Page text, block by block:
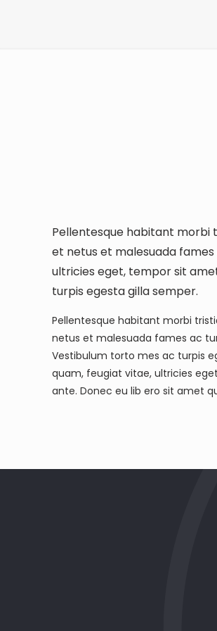
Pellentesque habitant morbi
et netus et malesuada
ultricies eget, tempor sit
turpis egesta gilla semper.
Pellentesque habitant morbi
netus et malesuada fames ac
Vestibulum torto mes ac turpis
quam, feugiat vitae, ultricies
ante. Donec eu lib ero sit amet